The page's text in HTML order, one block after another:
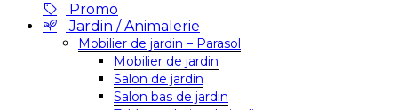
Promo
Jardin / Animalerie
Mobilier de jardin – Parasol
Mobilier de jardin
Salon de jardin
Salon bas de jardin